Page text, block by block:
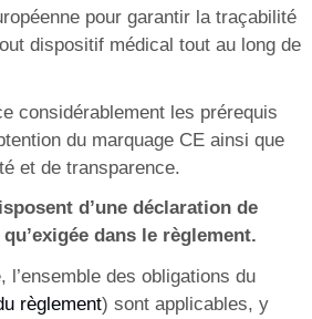
pour garantir la traçabilité
dispositif médical tout au long de
considérablement les prérequis
du marquage CE ainsi que
et de transparence.
d’une déclaration de
dans le règlement.
l’ensemble des obligations du
règlement) sont applicables, y